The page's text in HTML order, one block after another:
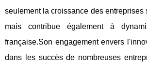
seulement la croissance des entreprises
mais contribue également à
française.Son engagement envers
dans les succès de nombreuses